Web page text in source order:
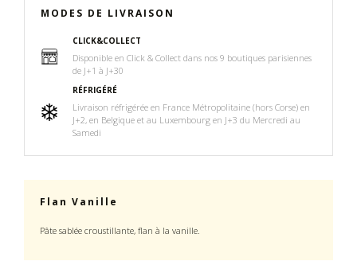
MODES DE LIVRAISON
CLICK&COLLECT
Disponible en Click & Collect dans nos 9 boutiques parisiennes
de J+1 à J+30
RÉFRIGÉRÉ
Livraison réfrigérée en France Métropolitaine (hors Corse) en
J+2, en Belgique et au Luxembourg en J+3 du Mercredi au
Samedi
Flan Vanille
Pâte sablée croustillante, flan à la vanille.